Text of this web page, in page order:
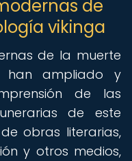
de
vikinga
de la muerte
han ampliado y
de las
de este
obras literarias,
y otros medios,